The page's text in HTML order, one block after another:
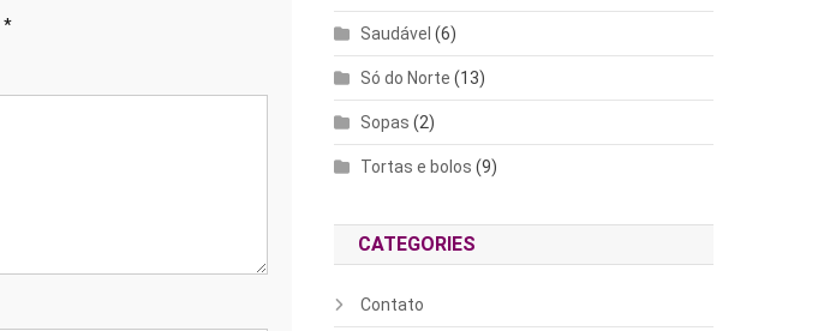
* Saudável (6)
Só do Norte (13)
Sopas (2)
Tortas e bolos (9)
CATEGORIES
Contato